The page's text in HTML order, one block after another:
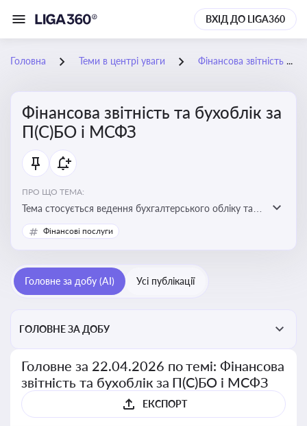
ВХІД ДО LIGA360
Головна Теми в центрі уваги Фінансова звітність та бухоблік за П(С)БО і МСФЗ
Фінансова звітність та бухоблік за
П(С)БО і МСФЗ
ПРО ЩО ТЕМА:
Тема стосується ведення бухгалтерського обліку та
складання фінансової звітності відповідно до
національних і міжнародних стандартів
Фінансові послуги
Головне за добу (AI) Усі публікації
ГОЛОВНЕ ЗА ДОБУ
Головне за 22.04.2026 по темі: Фінансова
звітність та бухоблік за П(С)БО і МСФЗ
ЕКСПОРТ